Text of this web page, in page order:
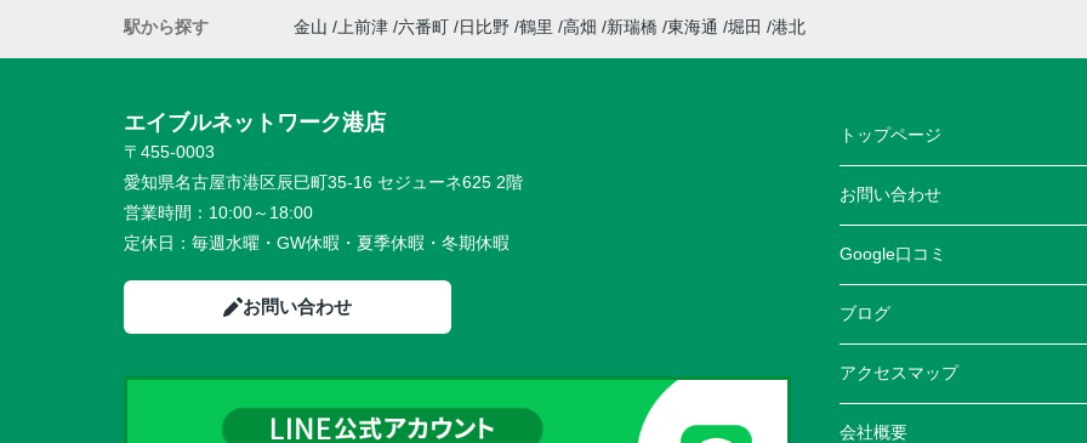
駅から探す
金山 上前津 六番町 日比野 鶴里 高畑 新瑞橋 東海通 堀田 港北
エイブルネットワーク港店
〒455-0003
愛知県名古屋市港区辰巳町35-16 セジューネ625 2階
営業時間： 10:00～18:00
定休日： 毎週水曜・GW休暇・夏季休暇・冬期休暇
お問い合わせ
トップページ
お問い合わせ
Google口コミ
ブログ
アクセスマップ
会社概要